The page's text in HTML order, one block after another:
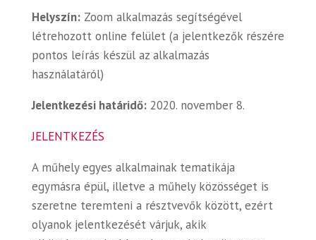
Helyszín:Zoom alkalmazás segítségével
létrehozott online felület (a jelentkezők részére
pontos leírás készül az alkalmazás
használatáról)
Jelentkezési határidő:2020. november 8.
JELENTKEZÉS
A műhely egyes alkalmainak tematikája
egymásra épül, illetve a műhely közösséget is
szeretne teremteni a résztvevők között, ezért
olyanok jelentkezését várjuk, akik